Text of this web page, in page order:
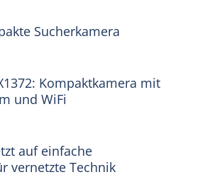
Sucherkamera
Kompaktkamera mit
und WiFi
auf einfache
vernetzte Technik